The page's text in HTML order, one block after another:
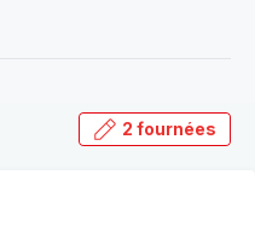
2 fournées